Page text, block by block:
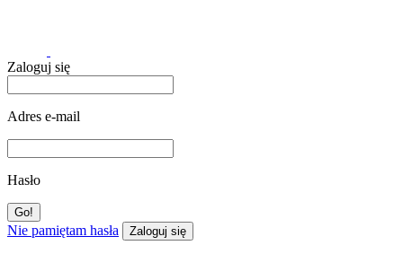
Zaloguj się
Adres e-mail
Hasło
Nie pamiętam hasła Zaloguj się